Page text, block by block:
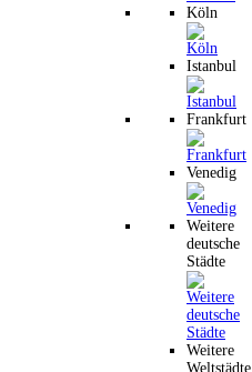
Köln
Istanbul
Frankfurt
Venedig
Weitere
deutsche
Städte
Weitere
Weltstädte